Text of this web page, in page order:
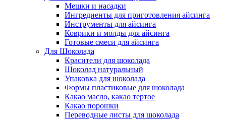
Мешки и насадки
Ингредиенты для приготовления айсинга
Инструменты для айсинга
Коврики и молды для айсинга
Готовые смеси для айсинга
Для Шоколада
Красители для шоколада
Шоколад натуральный
Упаковка для шоколада
Формы пластиковые для шоколада
Какао масло, какао тертое
Какао порошки
Переводные листы для шоколада